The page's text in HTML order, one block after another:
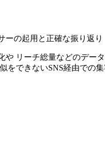
ーの起用と正確な振り返り
リーチ総量などのデ
できないSNS経由での集